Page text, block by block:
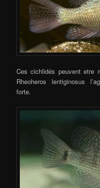
Ces cichlidés peuvent etre
Rheoheros lentiginosus
forte.